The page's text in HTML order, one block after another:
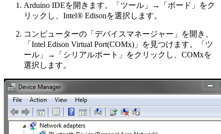
Arduino IDEを開きます。「ツール」→「ボード」をク
リックし、Intel® Edisonを選択します。
コンピューターの「デバイスマネージャー」を開き、
「Intel Edison Virtual Port(COMx)」を見つけます。「ツ
ール」→「シリアルポート」をクリックし、COMxを
選択します。